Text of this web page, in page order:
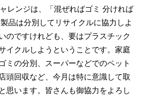
レンジは、「混ぜればゴミ 分ければ
品は分別してリサイクルに協力しよ
のですけれども、要はプラスチック
イクルしようということです。家庭
ミの分別、スーパーなどでのペット
頭回収など、今月は特に意識して取
思います。皆さんも御協力をよろし